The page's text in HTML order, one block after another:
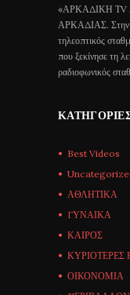
«ΑΡΚΑΔΙΚΗ ΤV
ΑΡΚΑΔΙΑΣ. Στην
τηλεοπτικός
που ξεκίνησε τη
ραδιοφωνικός
Best Videos
ΑΘΛΗΤΙΚΑ
ΓΥΝΑΙΚΑ
ΚΑΙΡΟΣ
ΚΥΡΙΟΤΕΡΕΣ
ΟΙΚΟΝΟΜΙΑ